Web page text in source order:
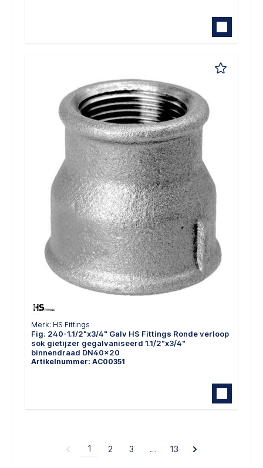
Merk: HS Fittings
Fig. 240-1.1/2"x3/4" Galv HS Fittings Ronde verloop
sok gietijzer gegalvaniseerd 1.1/2"x3/4"
binnendraad DN40x20
Artikelnummer: AC00351
1 2 3 … 13